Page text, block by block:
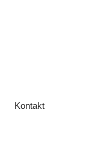
Kontakt